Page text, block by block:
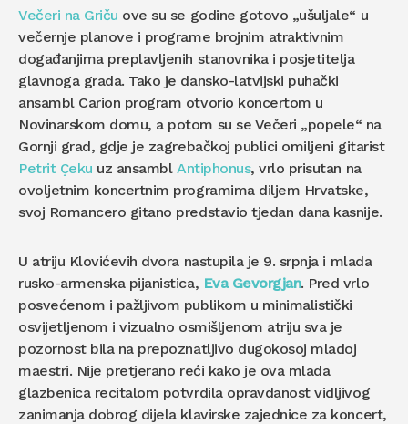
Večeri na Griču ove su se godine gotovo „ušuljale“ u
večernje planove i programe brojnim atraktivnim
događanjima preplavljenih stanovnika i posjetitelja
glavnoga grada. Tako je dansko-latvijski puhački
ansambl Carion program otvorio koncertom u
Novinarskom domu, a potom su se Večeri „popele“ na
Gornji grad, gdje je zagrebačkoj publici omiljeni gitarist
Petrit Çeku uz ansambl Antiphonus, vrlo prisutan na
ovoljetnim koncertnim programima diljem Hrvatske,
svoj Romancero gitano predstavio tjedan dana kasnije.
U atriju Klovićevih dvora nastupila je 9. srpnja i mlada
rusko-armenska pijanistica, Eva Gevorgjan. Pred vrlo
posvećenom i pažljivom publikom u minimalistički
osvijetljenom i vizualno osmišljenom atriju sva je
pozornost bila na prepoznatljivo dugokosoj mladoj
maestri. Nije pretjerano reći kako je ova mlada
glazbenica recitalom potvrdila opravdanost vidljivog
zanimanja dobrog dijela klavirske zajednice za koncert,